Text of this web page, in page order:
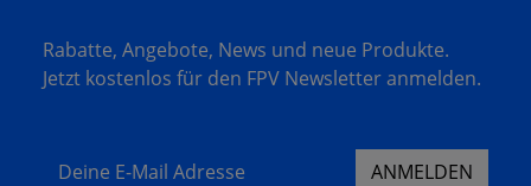
Rabatte, Angebote, News und neue Produkte.
Jetzt kostenlos für den FPV Newsletter anmelden.
Deine E-Mail Adresse ANMELDEN